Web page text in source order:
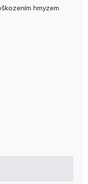
hmyzem